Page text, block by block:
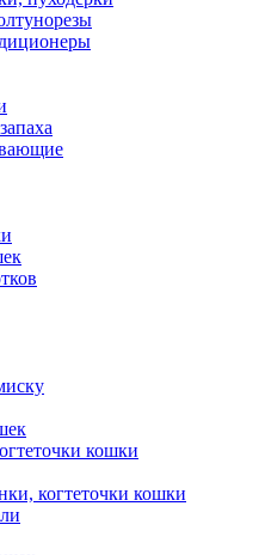
кошки
когтеточки кошки